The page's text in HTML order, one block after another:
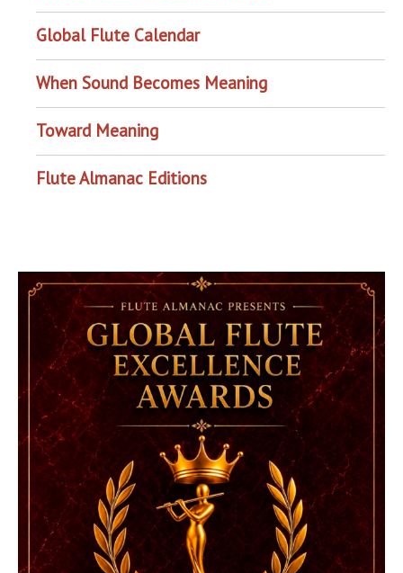
Global Flute Calendar
When Sound Becomes Meaning
Toward Meaning
Flute Almanac Editions